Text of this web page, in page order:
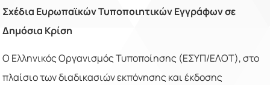
Σχέδια Ευρωπαϊκών Τυποποιητικών Εγγράφων σε
Δημόσια Κρίση
Ο Ελληνικός Οργανισμός Τυποποίησης (ΕΣΥΠ/ΕΛΟΤ), στο
πλαίσιο των διαδικασιών εκπόνησης και έκδοσης